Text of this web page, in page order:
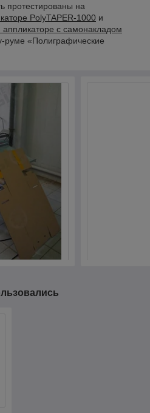
протестированы на
PolyTAPER-1000 и
с самонакладом
руме «Полиграфические